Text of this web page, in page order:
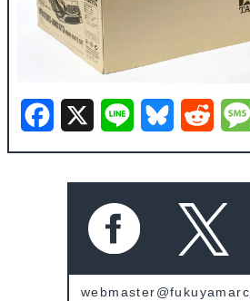
X
n
e
B
u
e
k
R
d
d
i
t